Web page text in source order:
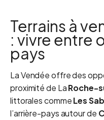
Terrains à
: vivre entre
pays
La Vendée offre des
proximité de LaRoche-
littorales commeLes
l’arrière-pays autour de